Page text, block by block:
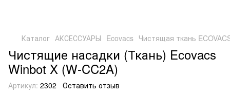
Каталог АКСЕССУАРЫ Ecovacs Чистящая ткань
Чистящие насадки (Ткань) Ecovacs
Winbot X (W-CC2A)
Артикул: 2302 Оставить отзыв